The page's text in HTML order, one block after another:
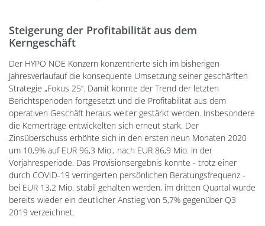
Steigerung der Profitabilität aus dem
Kerngeschäft
Der HYPO NOE Konzern konzentrierte sich im bisherigen
Jahresverlaufauf die konsequente Umsetzung seiner geschärften
Strategie „Fokus 25“. Damit konnte der Trend der letzten
Berichtsperioden fortgesetzt und die Profitabilität aus dem
operativen Geschäft heraus weiter gestärkt werden. Insbesondere
die Kernerträge entwickelten sich erneut stark. Der
Zinsüberschuss erhöhte sich in den ersten neun Monaten 2020
um 10,9% auf EUR 96,3 Mio., nach EUR 86,9 Mio. in der
Vorjahresperiode. Das Provisionsergebnis konnte - trotz einer
durch COVID-19 verringerten persönlichen Beratungsfrequenz -
bei EUR 13,2 Mio. stabil gehalten werden, im dritten Quartal wurde
bereits wieder ein deutlicher Anstieg von 5,7% gegenüber Q3
2019 verzeichnet.